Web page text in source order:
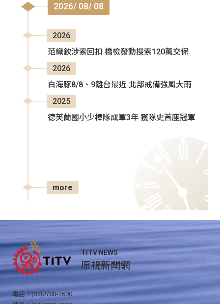
2026/ 08/ 08
2026
范織欽涉索回扣 橋檢發動搜索120萬交保
2026
白海豚8/8、9離台最近 北部戒備強風大雨
2025
德芙蘭國小少棒隊成軍3年 獲隊史首座冠軍
more
TITV NEWS
原視新聞網
電話：(02)2788-1600